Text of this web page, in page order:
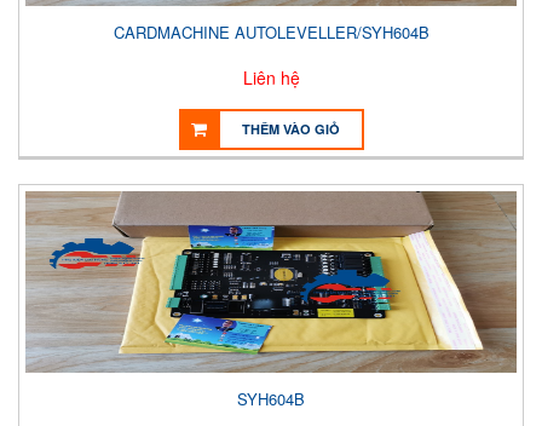
CARDMACHINE AUTOLEVELLER/SYH604B
Liên hệ
THÊM VÀO GIỎ
SYH604B